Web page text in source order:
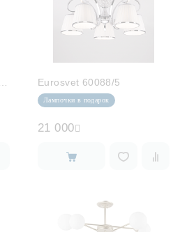
Eurosvet 60088/5
Лампочки в подарок
21 000